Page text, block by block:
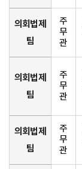
의회법제
팀
주
무
관
의회법제
팀
주
무
관
의회법제
팀
주
무
관